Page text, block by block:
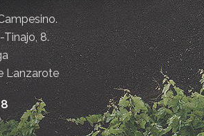
Tinajo, 8.
Lanzarote